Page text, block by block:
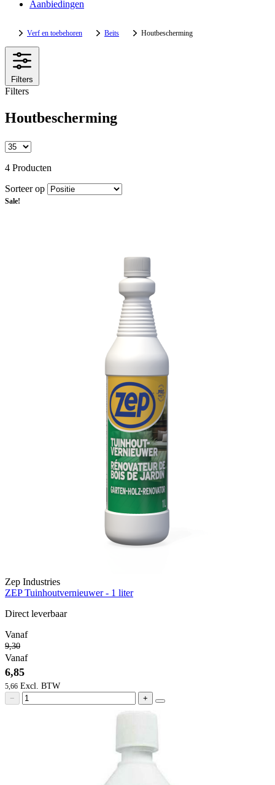
Aanbiedingen
Verf en toebehoren Beits Houtbescherming
Filters
Filters
Houtbescherming
4 Producten
Sorteer op
Sale!
Zep Industries
ZEP Tuinhoutvernieuwer - 1 liter
Direct leverbaar
Vanaf
9,30
Vanaf
6,85
5,66
− +